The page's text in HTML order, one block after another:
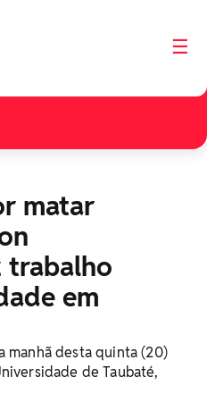
☰
matar
trabalho
em
manhã desta quinta (20)
de Taubaté,